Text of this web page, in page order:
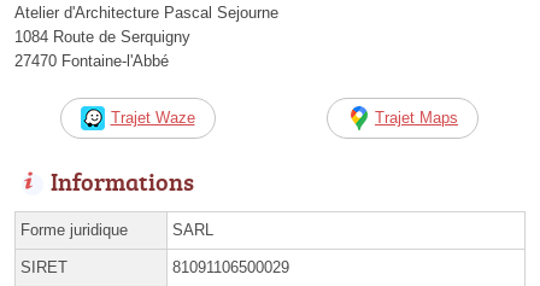
Atelier d'Architecture Pascal Sejourne
1084 Route de Serquigny
27470 Fontaine-l'Abbé
Trajet Waze Trajet Maps
Informations
Forme juridique SARL
SIRET 81091106500029